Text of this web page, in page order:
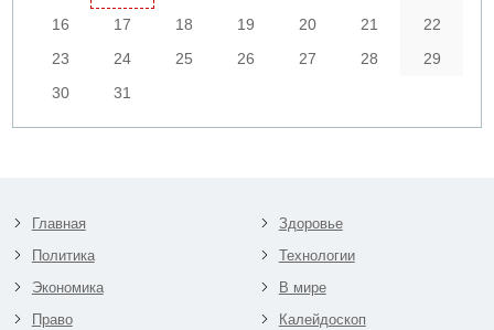
16
17 18 19 20 21
22
23
24 25 26 27 28
29
30
31
Главная
Политика
Экономика
Право
Здоровье
Технологии
В мире
Калейдоскоп